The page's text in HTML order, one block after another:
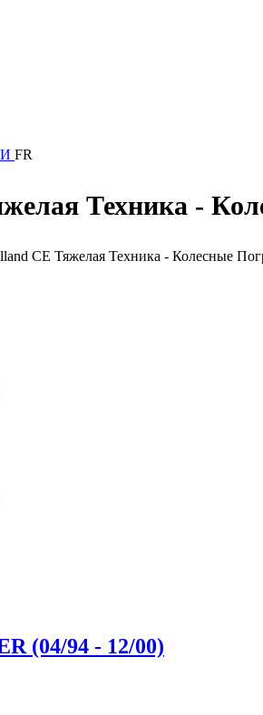
FR
Техника -
CE Тяжелая Техника - Колесные
(04/94 - 12/00)